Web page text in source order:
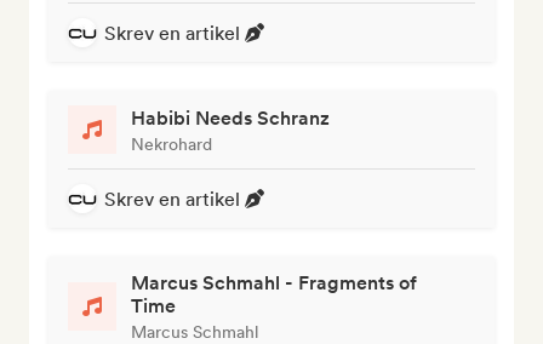
Skrev en artikel
Habibi Needs Schranz
Nekrohard
Skrev en artikel
Marcus Schmahl - Fragments of
Time
Marcus Schmahl